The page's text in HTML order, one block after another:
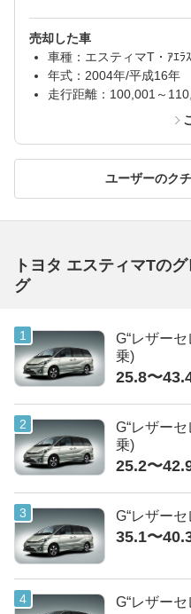
売却した車
車種：エスティマT・ｱｴﾗｽ
年式：2004年/平成16年
走行距離：100,001～
ユーザーのク
トヨタ エスティマTの
グ
G“レザー
乗)
25.8〜
G“レザー
乗)
25.2〜
G“レザー
35.1〜
G“レザー